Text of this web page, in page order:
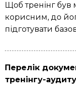
Щоб тренінг
корисним, до
підготувати
Перелік
тренінгу-аудиту